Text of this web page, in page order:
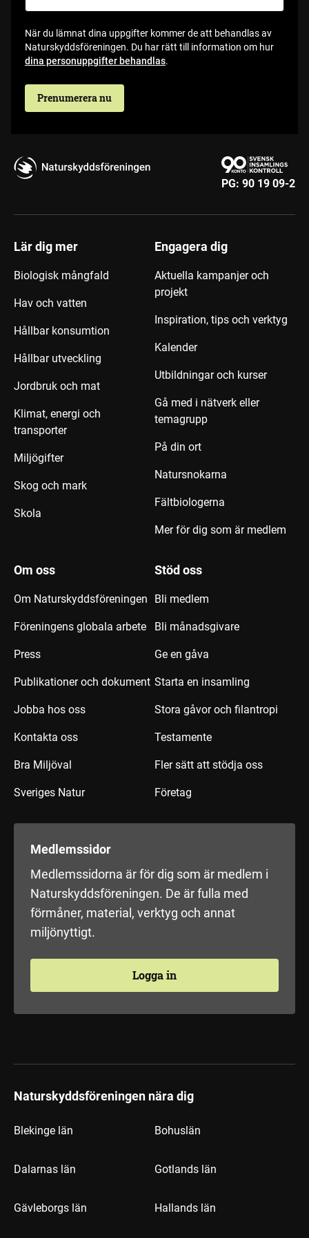
När du lämnat dina uppgifter kommer de att behandlas av
Naturskyddsföreningen. Du har rätt till information om hur
dina personuppgifter behandlas.
Prenumerera nu
PG: 90 19 09-2
Lär dig mer
Biologisk mångfald
Hav och vatten
Hållbar konsumtion
Hållbar utveckling
Jordbruk och mat
Klimat, energi och
transporter
Miljögifter
Skog och mark
Skola
Engagera dig
Aktuella kampanjer och
projekt
Inspiration, tips och verktyg
Kalender
Utbildningar och kurser
Gå med i nätverk eller
temagrupp
På din ort
Natursnokarna
Fältbiologerna
Mer för dig som är medlem
Om oss
Om Naturskyddsföreningen
Föreningens globala arbete
Press
Publikationer och dokument
Jobba hos oss
Kontakta oss
Bra Miljöval
Sveriges Natur
Stöd oss
Bli medlem
Bli månadsgivare
Ge en gåva
Starta en insamling
Stora gåvor och filantropi
Testamente
Fler sätt att stödja oss
Företag
Medlemssidor
Medlemssidorna är för dig som är medlem i
Naturskyddsföreningen. De är fulla med
förmåner, material, verktyg och annat
miljönyttigt.
Logga in
Naturskyddsföreningen nära dig
Blekinge län Bohuslän
Dalarnas län Gotlands län
Gävleborgs län Hallands län